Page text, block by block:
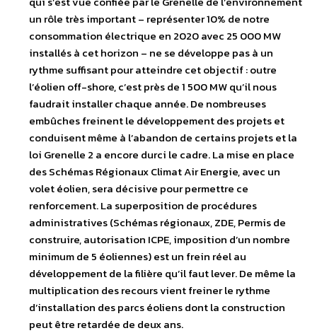
un rôle très important – représenter 10% de notre
consommation électrique en 2020 avec 25 000 MW
installés à cet horizon – ne se développe pas à un
rythme suffisant pour atteindre cet objectif : outre
l’éolien off-shore, c’est près de 1 500 MW qu’il nous
faudrait installer chaque année. De nombreuses
embûches freinent le développement des projets et
conduisent même à l’abandon de certains projets et la
loi Grenelle 2 a encore durci le cadre. La mise en place
des Schémas Régionaux Climat Air Energie, avec un
volet éolien, sera décisive pour permettre ce
renforcement. La superposition de procédures
administratives (Schémas régionaux, ZDE, Permis de
construire, autorisation ICPE, imposition d’un nombre
minimum de 5 éoliennes) est un frein réel au
développement de la filière qu’il faut lever. De même la
multiplication des recours vient freiner le rythme
d’installation des parcs éoliens dont la construction
peut être retardée de deux ans.